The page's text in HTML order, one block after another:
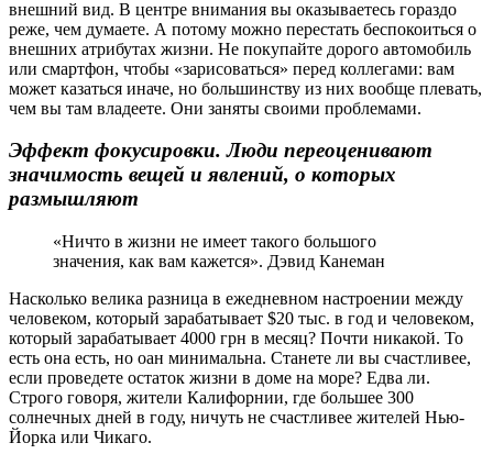
внешний вид. В центре внимания вы оказываетесь гораздо
реже, чем думаете. А потому можно перестать беспокоиться о
внешних атрибутах жизни. Не покупайте дорого автомобиль
или смартфон, чтобы «зарисоваться» перед коллегами: вам
может казаться иначе, но большинству из них вообще плевать,
чем вы там владеете. Они заняты своими проблемами.
Эффект фокусировки. Люди переоценивают
значимость вещей и явлений, о которых
размышляют
«Ничто в жизни не имеет такого большого
значения, как вам кажется». Дэвид Канеман
Насколько велика разница в ежедневном настроении между
человеком, который зарабатывает $20 тыс. в год и человеком,
который зарабатывает 4000 грн в месяц? Почти никакой. То
есть она есть, но оан минимальна. Станете ли вы счастливее,
если проведете остаток жизни в доме на море? Едва ли.
Строго говоря, жители Калифорнии, где большее 300
солнечных дней в году, ничуть не счастливее жителей Нью-
Йорка или Чикаго.